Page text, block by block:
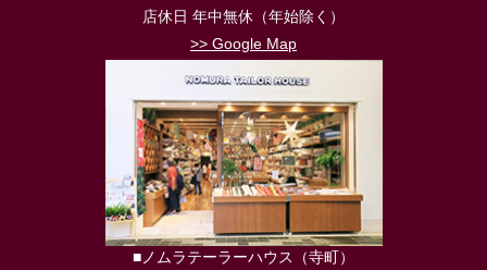
店休日 年中無休（年始除く）
>> Google Map
■ノムラテーラーハウス（寺町）